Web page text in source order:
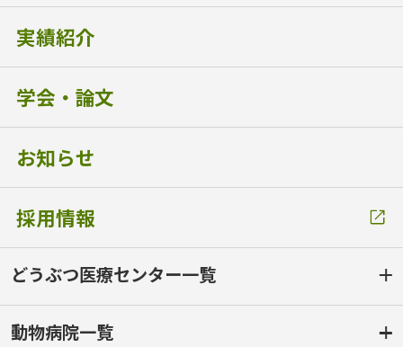
実績紹介
学会・論文
お知らせ
採用情報
どうぶつ医療センター一覧
動物病院一覧